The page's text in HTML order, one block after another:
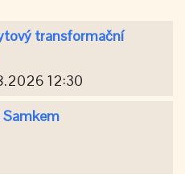
transformační
12:30
Samkem